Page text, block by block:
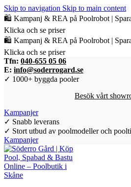
Skip to navigation Skip to main content
🛍️ Kampanj & REA på Poolrobot |
Klicka och se priser
🛍️ Kampanj & REA på Poolrobot |
Klicka och se priser
Tfn: 040-655 05 06
E: info@soderrogard.se
✓ 1000+ byggda pooler
Besök vårt
Kampanjer
✓ Snabb leverans
✓ Stort utbud av poolmodeller och
Kampanjer